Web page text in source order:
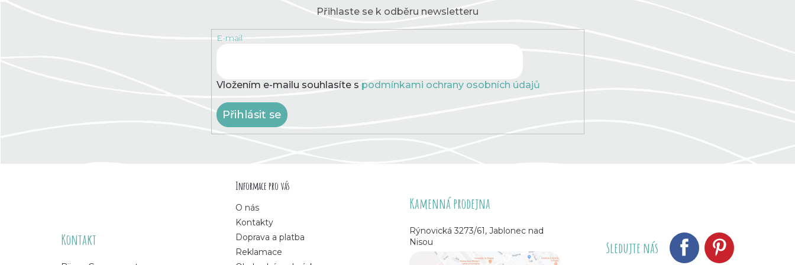
Přihlaste se k odběru newsletteru
E-mail
Vložením e-mailu souhlasíte s podmínkami ochrany osobních údajů
Přihlásit se
Kontakt
Informace pro vás
O nás
Kontakty
Doprava a platba
Reklamace
Kamenná prodejna
Rýnovická 3273/61, Jablonec nad
Nisou
Sledujte nás